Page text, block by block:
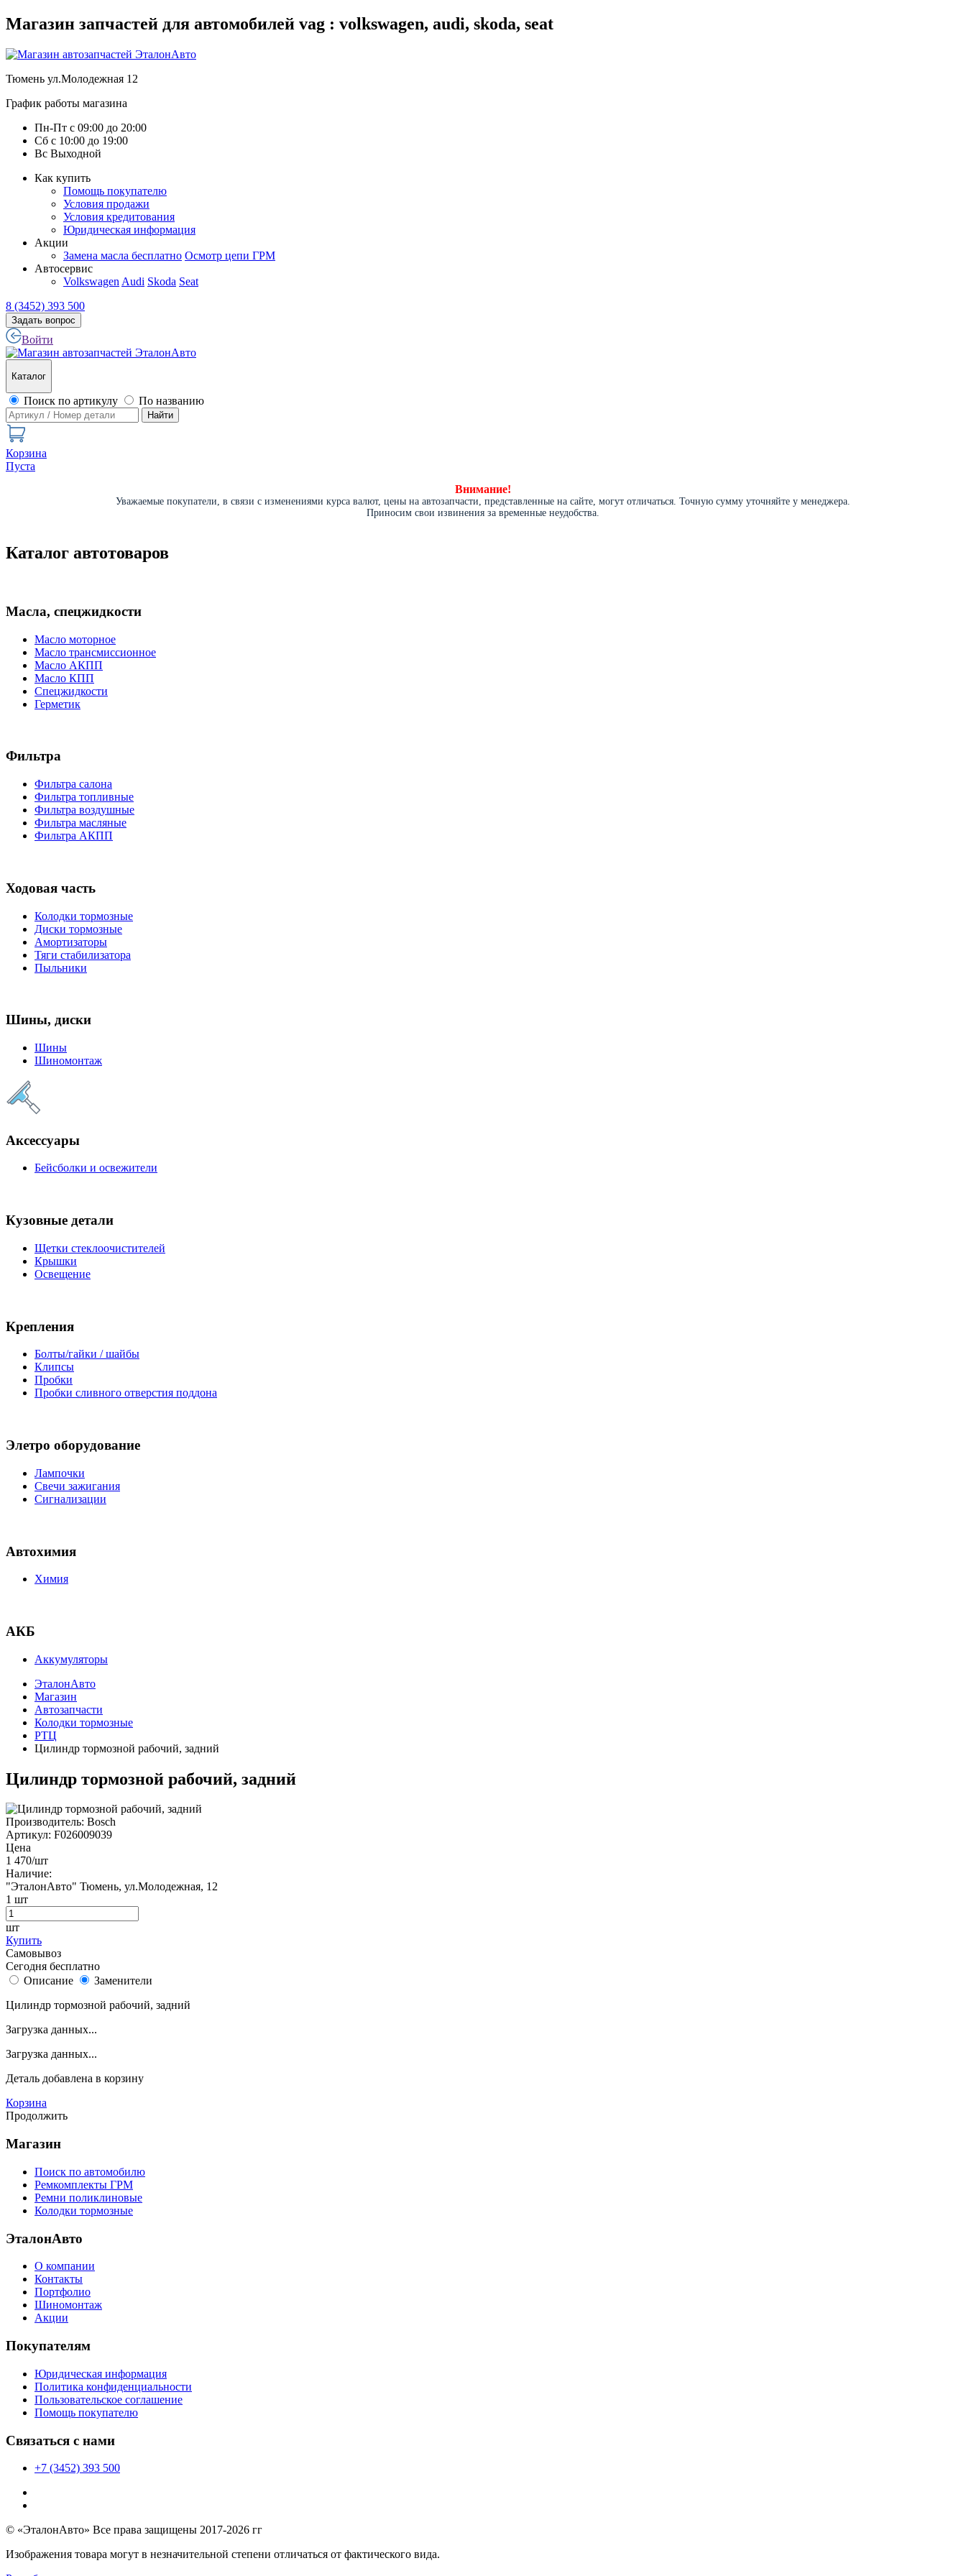
Магазин запчастей для автомобилей vag : volkswagen, audi, skoda, seat
Тюмень ул.Молодежная 12
График работы магазина
Пн-Пт с 09:00 до 20:00
Сб с 10:00 до 19:00
Вс Выходной
Как купить
Помощь покупателю
Условия продажи
Условия кредитования
Юридическая информация
Акции
Замена масла бесплатно Осмотр цепи ГРМ
Автосервис
Volkswagen Audi Skoda Seat
8 (3452) 393 500
Задать вопрос
Войти
Каталог
Поиск по артикулу По названию
Найти
Корзина
Пуста
Внимание!
Уважаемые покупатели, в связи с изменениями курса валют, цены на автозапчасти, представленные на сайте, могут отличаться. Точную сумму уточняйте у менеджера.
Приносим свои извинения за временные неудобства.
Каталог автотоваров
Масла, спецжидкости
Масло моторное
Масло трансмиссионное
Масло АКПП
Масло КПП
Спецжидкости
Герметик
Фильтра
Фильтра салона
Фильтра топливные
Фильтра воздушные
Фильтра масляные
Фильтра АКПП
Ходовая часть
Колодки тормозные
Диски тормозные
Амортизаторы
Тяги стабилизатора
Пыльники
Шины, диски
Шины
Шиномонтаж
Аксессуары
Бейсболки и освежители
Кузовные детали
Щетки стеклоочистителей
Крышки
Освещение
Крепления
Болты/гайки / шайбы
Клипсы
Пробки
Пробки сливного отверстия поддона
Элетро оборудование
Лампочки
Свечи зажигания
Сигнализации
Автохимия
Химия
АКБ
Аккумуляторы
ЭталонАвто
Магазин
Автозапчасти
Колодки тормозные
РТЦ
Цилиндр тормозной рабочий, задний
Цилиндр тормозной рабочий, задний
Производитель: Bosch
Артикул: F026009039
Цена
1 470/шт
Наличие:
"ЭталонАвто" Тюмень, ул.Молодежная, 12
1 шт
шт
Купить
Самовывоз
Сегодня бесплатно
Описание
Заменители
Цилиндр тормозной рабочий, задний
Загрузка данных...
Загрузка данных...
Деталь добавлена в корзину
Корзина
Продолжить
Магазин
Поиск по автомобилю
Ремкомплекты ГРМ
Ремни поликлиновые
Колодки тормозные
ЭталонАвто
О компании
Контакты
Портфолио
Шиномонтаж
Акции
Покупателям
Юридическая информация
Политика конфиденциальности
Пользовательское соглашение
Помощь покупателю
Связаться с нами
+7 (3452) 393 500
© «ЭталонАвто» Все права защищены 2017-2026 гг
Изображения товара могут в незначительной степени отличаться от фактического вида.